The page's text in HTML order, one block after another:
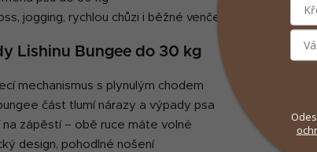
jogging, rychlou chůzi i běžné venčení
Lishinu Bungee do 30 kg
mechanismus s plynulým chodem
část tlumí nárazy a výpady psa
na zápěstí – obě ruce máte volné
design, pohodlné nošení